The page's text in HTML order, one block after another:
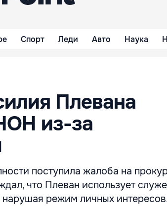
Спорт Леди Авто Наука
Плевана
из-за
поступила жалоба на
что Плеван использует
нарушая режим личных